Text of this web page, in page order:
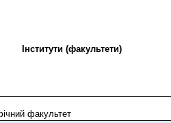
Інститути (факультети)
факультет